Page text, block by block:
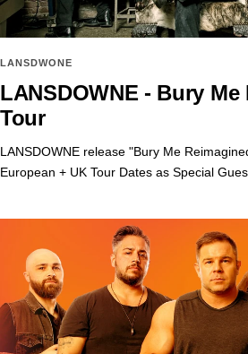
LANSDWONE
LANSDOWNE - Bury
Tour
LANSDOWNE release "Bury Me
European + UK Tour Dates as Special